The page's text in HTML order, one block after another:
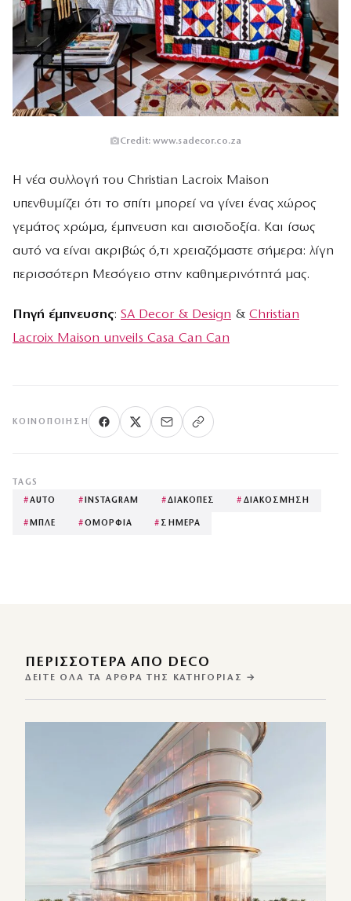
Credit: www.sadecor.co.za
Η νέα συλλογή του Christian Lacroix Maison
υπενθυμίζει ότι το σπίτι μπορεί να γίνει ένας χώρος
γεμάτος χρώμα, έμπνευση και αισιοδοξία. Και ίσως
αυτό να είναι ακριβώς ό,τι χρειαζόμαστε σήμερα: λίγη
περισσότερη Μεσόγειο στην καθημερινότητά μας.
Πηγή έμπνευσης: SA Decor & Design & Christian
Lacroix Maison unveils Casa Can Can
ΚΟΙΝΟΠΟΊΗΣΗ
TAGS
#AUTO #INSTAGRAM #ΔΙΑΚΟΠΕΣ # ΔΙΑΚΟΣΜΗΣΗ
#ΜΠΛΕ #ΟΜΟΡΦΙΑ # ΣΗΜΕΡΑ
ΠΕΡΙΣΣΌΤΕΡΑ ΑΠΌ DECO
ΔΕΊΤΕ ΌΛΑ ΤΑ ΆΡΘΡΑ ΤΗΣ ΚΑΤΗΓΟΡΊΑΣ →